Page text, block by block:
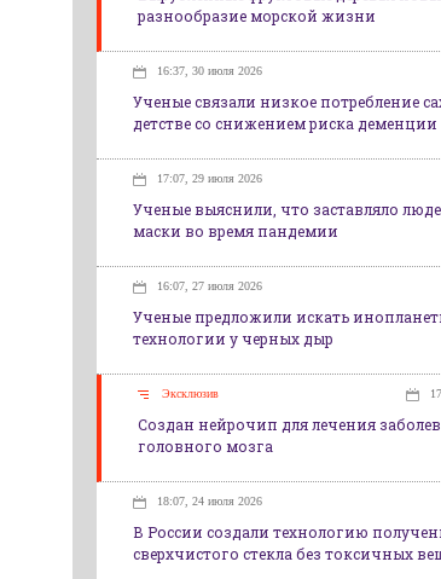
разнообразие морской жизни
16:37, 30 июля 2026
Ученые связали низкое потребление
детстве со снижением риска деменции
17:07, 29 июля 2026
Ученые выяснили, что заставляло
маски во время пандемии
16:07, 27 июля 2026
Ученые предложили искать
технологии у черных дыр
Эксклюзив
Создан нейрочип для лечения
головного мозга
18:07, 24 июля 2026
В России создали технологию
сверхчистого стекла без токсичных